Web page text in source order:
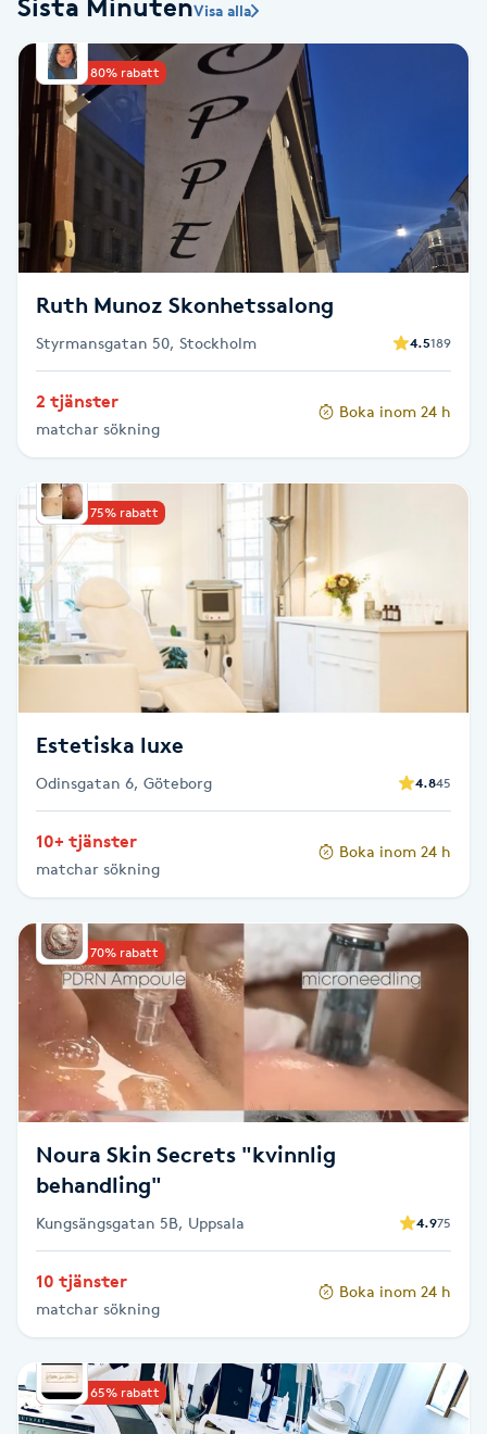
Babylights
Balayage
Bambumassage
Barber
BIAB
Blowout
Bottenfärg
Brynformning
Brynfärgning
Brynplockning
Bröllopsuppsättning
Celluliter
Coachning
Cryoterapi
Damklippning
Dermapen
Diamantslipning
Enzympeeling
Extensions
Extensions borttagning
Sista MinutenVisa alla
Upp till 80% rabatt
Ruth Munoz Skonhetssalong
Styrmansgatan 50, Stockholm 4.5189
2 tjänster
matchar sökning
Boka inom 24 h
Upp till 75% rabatt
Estetiska luxe
Odinsgatan 6, Göteborg 4.845
10+ tjänster
matchar sökning
Boka inom 24 h
Upp till 70% rabatt
Noura Skin Secrets "kvinnlig
behandling"
Kungsängsgatan 5B, Uppsala 4.975
10 tjänster
matchar sökning
Boka inom 24 h
Upp till 65% rabatt